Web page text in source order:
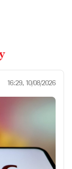
16:29, 10/08/2026